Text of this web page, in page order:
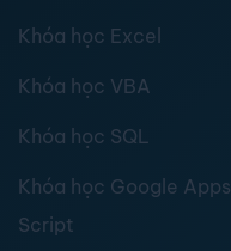
Khóa học Excel
Khóa học VBA
Khóa học SQL
Khóa học Google Apps
Script